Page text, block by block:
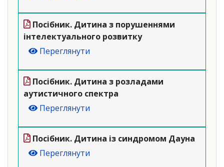
Посібник. Дитина з порушеннями
інтелектуального розвитку
Переглянути
Посібник. Дитина з розладами
аутистичного спектра
Переглянути
Посібник. Дитина із синдромом Дауна
Переглянути